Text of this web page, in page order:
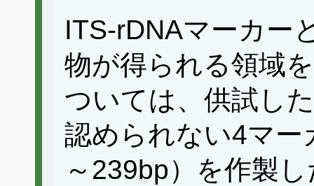
ITS-rDNAマーカー
物が得られる領域
ついては、供試し
認められない4マー
～239bp）を作製